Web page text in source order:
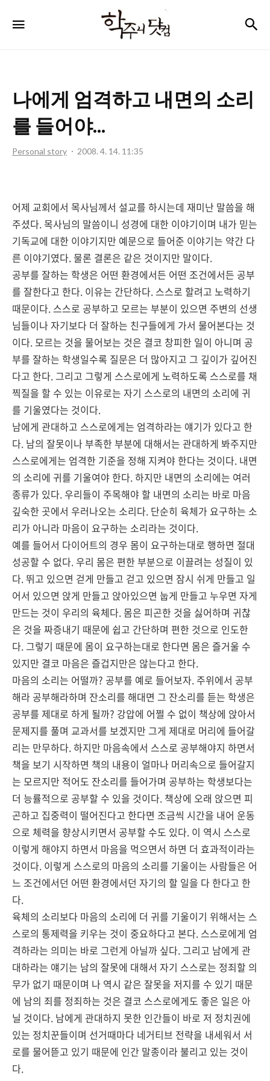
주
컴
나에게 엄격하고 내면의 소리
를 들어야...
Personal story 2008. 4. 14. 11:35
어제 교회에서 목사님께서 설교를 하시는데 재미난 말씀을 해
주셨다. 목사님의 말씀이니 성경에 대한 이야기이며 내가 믿는
기독교에 대한 이야기지만 예문으로 들어준 이야기는 약간 다
른 이야기였다. 물론 결론은 같은 것이지만 말이다.
공부를 잘하는 학생은 어떤 환경에서든 어떤 조건에서든 공부
를 잘한다고 한다. 이유는 간단하다. 스스로 할려고 노력하기
때문이다. 스스로 공부하고 모르는 부분이 있으면 주변의 선생
님들이나 자기보다 더 잘하는 친구들에게 가서 물어본다는 것
이다. 모르는 것을 물어보는 것은 결코 창피한 일이 아니며 공
부를 잘하는 학생일수록 질문은 더 많아지고 그 깊이가 깊어진
다고 한다. 그리고 그렇게 스스로에게 노력하도록 스스로를 채
찍질을 할 수 있는 이유로는 자기 스스로의 내면의 소리에 귀
를 기울였다는 것이다.
남에게 관대하고 스스로에게는 엄격하라는 얘기가 있다고 한
다. 남의 잘못이나 부족한 부분에 대해서는 관대하게 봐주지만
스스로에게는 엄격한 기준을 정해 지켜야 한다는 것이다. 내면
의 소리에 귀를 기울여야 한다. 하지만 내면의 소리에는 여러
종류가 있다. 우리들이 주목해야 할 내면의 소리는 바로 마음
깊숙한 곳에서 우러나오는 소리다. 단순히 육체가 요구하는 소
리가 아니라 마음이 요구하는 소리라는 것이다.
예를 들어서 다이어트의 경우 몸이 요구하는대로 행하면 절대
성공할 수 없다. 우리 몸은 편한 부분으로 이끌려는 성질이 있
다. 뛰고 있으면 걷게 만들고 걷고 있으면 잠시 쉬게 만들고 일
어서 있으면 앉게 만들고 앉아있으면 눕게 만들고 누우면 자게
만드는 것이 우리의 육체다. 몸은 피곤한 것을 싫어하며 귀찮
은 것을 짜증내기 때문에 쉽고 간단하며 편한 것으로 인도한
다. 그렇기 때문에 몸이 요구하는대로 한다면 몸은 즐거울 수
있지만 결코 마음은 즐겁지만은 않는다고 한다.
마음의 소리는 어떨까? 공부를 예로 들어보자. 주위에서 공부
해라 공부해라하며 잔소리를 해대면 그 잔소리를 듣는 학생은
공부를 제대로 하게 될까? 강압에 어쩔 수 없이 책상에 앉아서
문제지를 풀며 교과서를 보겠지만 그게 제대로 머리에 들어갈
리는 만무하다. 하지만 마음속에서 스스로 공부해야지 하면서
책을 보기 시작하면 책의 내용이 얼마나 머리속으로 들어갈지
는 모르지만 적어도 잔소리를 들어가며 공부하는 학생보다는
더 능률적으로 공부할 수 있을 것이다. 책상에 오래 앉으면 피
곤하고 집중력이 떨어진다고 한다면 조금씩 시간을 내어 운동
으로 체력을 향상시키면서 공부할 수도 있다. 이 역시 스스로
이렇게 해야지 하면서 마음을 먹으면서 하면 더 효과적이라는
것이다. 이렇게 스스로의 마음의 소리를 기울이는 사람들은 어
느 조건에서던 어떤 환경에서던 자기의 할 일을 다 한다고 한
다.
육체의 소리보다 마음의 소리에 더 귀를 기울이기 위해서는 스
스로의 통제력을 키우는 것이 중요하다고 본다. 스스로에게 엄
격하라는 의미는 바로 그런게 아닐까 싶다. 그리고 남에게 관
대하라는 얘기는 남의 잘못에 대해서 자기 스스로는 정죄할 의
무가 없기 때문이며 나 역시 같은 잘못을 저지를 수 있기 때문
에 남의 죄를 정죄하는 것은 결코 스스로에게도 좋은 일은 아
닐 것이다. 남에게 관대하지 못한 인간들이 바로 저 정치권에
있는 정치꾼들이며 선거때마다 네거티브 전략을 내세워서 서
로를 물어뜯고 있기 때문에 인간 말종이라 불리고 있는 것이
다.